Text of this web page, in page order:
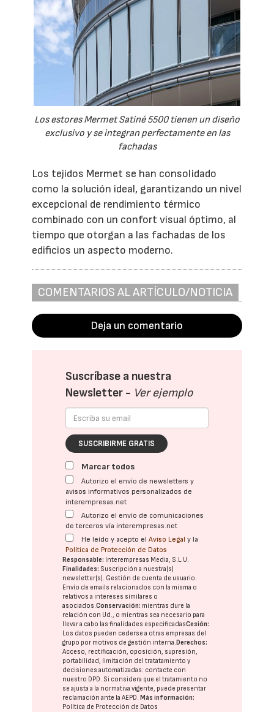
Los estores Mermet Satiné 5500 tienen un diseño
exclusivo y se integran perfectamente en las
fachadas
Los tejidos Mermet se han consolidado
como la solución ideal, garantizando un nivel
excepcional de rendimiento térmico
combinado con un confort visual óptimo, al
tiempo que otorgan a las fachadas de los
edificios un aspecto moderno.
COMENTARIOS AL ARTÍCULO/NOTICIA
Deja un comentario
Suscríbase a nuestra
Newsletter - Ver ejemplo
SUSCRIBIRME GRATIS
Marcar todos
Autorizo el envío de newsletters y
avisos informativos personalizados de
interempresas.net
Autorizo el envío de comunicaciones
de terceros vía interempresas.net
He leído y acepto elAviso Legal y la
Política de Protección de Datos
Responsable: Interempresas Media, S.L.U.
Finalidades: Suscripción a nuestra(s)
newsletter(s). Gestión de cuenta de usuario.
Envío de emails relacionados con la misma o
relativos a intereses similares o
asociados.Conservación: mientras dure la
relación con Ud., o mientras sea necesario para
llevar a cabo las finalidades especificadasCesión:
Los datos pueden cederse a otras empresas del
grupo por motivos de gestión interna.Derechos:
Acceso, rectificación, oposición, supresión,
portabilidad, limitación del tratatamiento y
decisiones automatizadas: contacte con
nuestro DPD. Si considera que el tratamiento no
se ajusta a la normativa vigente, puede presentar
reclamación ante laAEPD.Más información:
Política de Protección de Datos